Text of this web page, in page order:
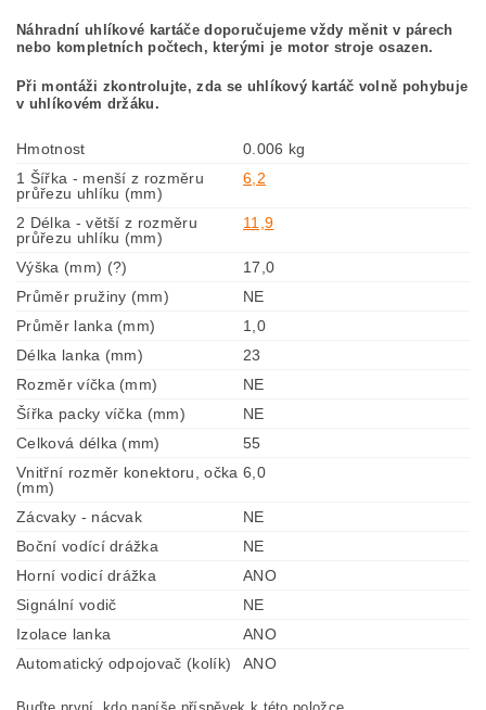
Náhradní uhlíkové kartáče doporučujeme vždy měnit v párech
nebo kompletních počtech, kterými je motor stroje osazen.
Při montáži zkontrolujte, zda se uhlíkový kartáč volně pohybuje
v uhlíkovém držáku.
Hmotnost
0.006 kg
1 Šířka - menší z rozměru
průřezu uhlíku (mm)
6,2
2 Délka - větší z rozměru
průřezu uhlíku (mm)
11,9
Výška (mm) (?)
17,0
Průměr pružiny (mm)
NE
Průměr lanka (mm)
1,0
Délka lanka (mm)
23
Rozměr víčka (mm)
NE
Šířka packy víčka (mm)
NE
Celková délka (mm)
55
Vnitřní rozměr konektoru, očka
(mm)
6,0
Zácvaky - nácvak
NE
Boční vodící drážka
NE
Horní vodicí drážka
ANO
Signální vodič
NE
Izolace lanka
ANO
Automatický odpojovač (kolík)
ANO